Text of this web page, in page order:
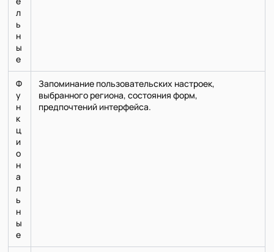
л
ь
н
ы
е
Ф
у
н
к
ц
и
о
н
а
л
ь
н
ы
е
Запоминание пользовательских настроек,
выбранного региона, состояния форм,
предпочтений интерфейса.